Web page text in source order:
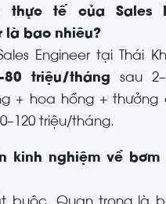
thực tế của Sales
là bao nhiêu?
Sales Engineer tại Thái
triệu/tháng sau
+ hoa hồng + thưởng
triệu/tháng.
kinh nghiệm về bơm